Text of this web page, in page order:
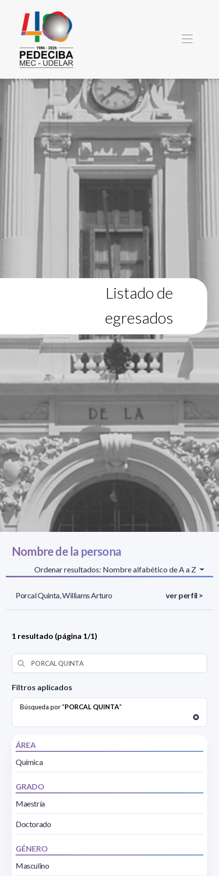
Listado de
egresados
Filtros aplicados
Búsqueda por "PORCAL QUINTA"
ÁREA
Química
GRADO
Maestría
Doctorado
GÉNERO
Masculino
Nombre de la persona
Ordenar resultados: Nombre alfabético de A a Z
Porcal Quinta, Williams Arturo ver perfil >
1 resultado (página 1/1)